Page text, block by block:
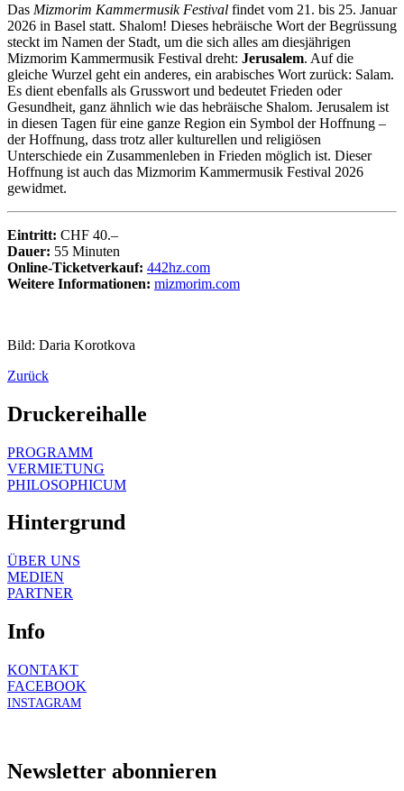
Das Mizmorim Kammermusik Festival findet vom 21. bis 25. Januar
2026 in Basel statt. Shalom! Dieses hebräische Wort der Begrüssung
steckt im Namen der Stadt, um die sich alles am diesjährigen
Mizmorim Kammermusik Festival dreht: Jerusalem. Auf die
gleiche Wurzel geht ein anderes, ein arabisches Wort zurück: Salam.
Es dient ebenfalls als Grusswort und bedeutet Frieden oder
Gesundheit, ganz ähnlich wie das hebräische Shalom. Jerusalem ist
in diesen Tagen für eine ganze Region ein Symbol der Hoffnung –
der Hoffnung, dass trotz aller kulturellen und religiösen
Unterschiede ein Zusammenleben in Frieden möglich ist. Dieser
Hoffnung ist auch das Mizmorim Kammermusik Festival 2026
gewidmet.
Eintritt: CHF 40.–
Dauer: 55 Minuten
Online-Ticketverkauf: 442hz.com
Weitere Informationen: mizmorim.com
Bild: Daria Korotkova
Zurück
Druckereihalle
PROGRAMM
VERMIETUNG
PHILOSOPHICUM
Hintergrund
ÜBER UNS
MEDIEN
PARTNER
Info
KONTAKT
FACEBOOK
INSTAGRAM
Newsletter abonnieren